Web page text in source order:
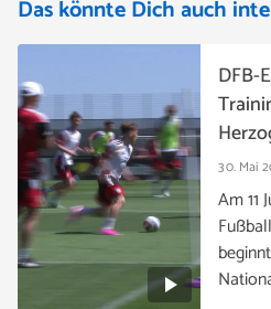
Das könnte Dich auch
30. Mai
DFB-
Am 11